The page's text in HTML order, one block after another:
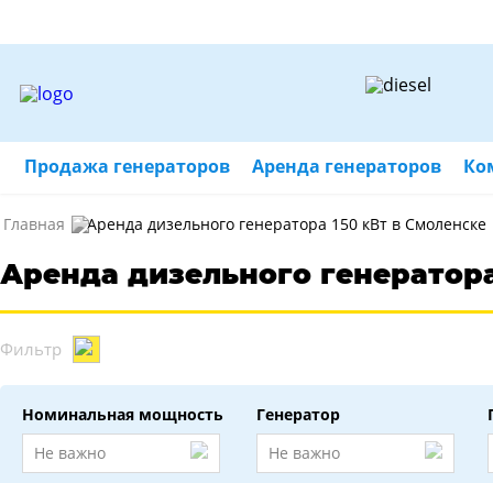
Продажа генераторов Аренда генераторов
Главная Аренда дизельного генератора 150 кВт в Смоленске
Аренда дизельного
Фильтр
Номинальная мощность
Не важно
Генератор
Не важно